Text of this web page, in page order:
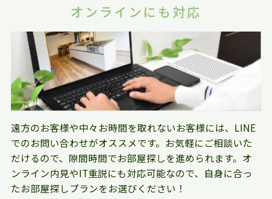
オンラインにも対応
遠方のお客様や中々お時間を取れないお客様には、LINE
でのお問い合わせがオススメです。お気軽にご相談いた
だけるので、隙間時間でお部屋探しを進められます。オ
ンライン内見やIT重説にも対応可能なので、自身に合っ
たお部屋探しプランをお選びください！